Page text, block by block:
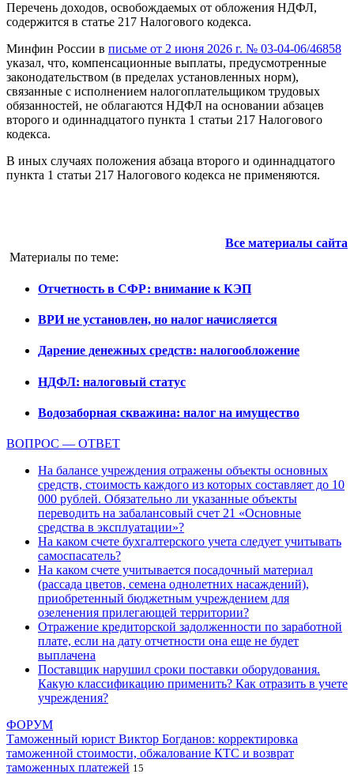
Перечень доходов, освобождаемых от обложения НДФЛ,
содержится в статье 217 Налогового кодекса.
Минфин России в письме от 2 июня 2026 г. № 03-04-06/46858
указал, что, компенсационные выплаты, предусмотренные
законодательством (в пределах установленных норм),
связанные с исполнением налогоплательщиком трудовых
обязанностей, не облагаются НДФЛ на основании абзацев
второго и одиннадцатого пункта 1 статьи 217 Налогового
кодекса.
В иных случаях положения абзаца второго и одиннадцатого
пункта 1 статьи 217 Налогового кодекса не применяются.
Все материалы сайта
Материалы по теме:
Отчетность в СФР: внимание к КЭП
ВРИ не установлен, но налог начисляется
Дарение денежных средств: налогообложение
НДФЛ: налоговый статус
Водозаборная скважина: налог на имущество
ВОПРОС — ОТВЕТ
На балансе учреждения отражены объекты основных
средств, стоимость каждого из которых составляет до 10
000 рублей. Обязательно ли указанные объекты
переводить на забалансовый счет 21 «Основные
средства в эксплуатации»?
На каком счете бухгалтерского учета следует учитывать
самоспасатель?
На каком счете учитывается посадочный материал
(рассада цветов, семена однолетних насаждений),
приобретенный бюджетным учреждением для
озеленения прилегающей территории?
Отражение кредиторской задолженности по заработной
плате, если на дату отчетности она еще не будет
выплачена
Поставщик нарушил сроки поставки оборудования.
Какую классификацию применить? Как отразить в учете
учреждения?
ФОРУМ
Таможенный юрист Виктор Богданов: корректировка
таможенной стоимости, обжалование КТС и возврат
таможенных платежей 15